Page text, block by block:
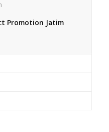
Promotion Jatim